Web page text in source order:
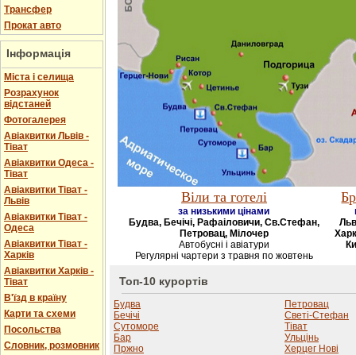
Трансфер
Прокат авто
Інформація
Міста і селища
Розрахунок
відстаней
Фотогалерея
Авіаквитки Львів -
Тіват
Авіаквитки Одеса -
Тіват
Авіаквитки Тіват -
Львів
Авіаквитки Тіват -
Одеса
Авіаквитки Тіват -
Харків
Авіаквитки Харків -
Тіват
В'їзд в країну
Карти та схеми
Посольства
Словник, розмовник
Віли та готелі
за низькими цінами
Будва, Бечічі, Рафаіловичи, Св.Стефан,
Петровац, Мілочер
Автобусні і авіатури
Регулярні чартери з травня по жовтень
Топ-10 курортів
Будва
Бечічі
Сутоморе
Бар
Пржно
Петровац
Светі-Стефан
Тіват
Ульцінь
Херцег Нові